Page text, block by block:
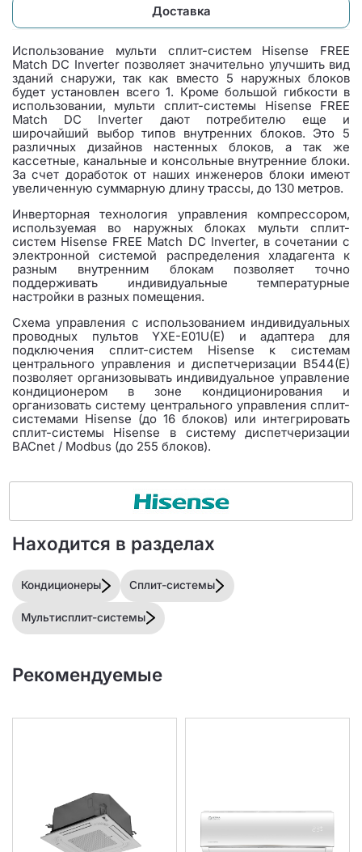
Доставка
Использование мульти сплит-систем Hisense FREE
Match DC Inverter позволяет значительно улучшить вид
зданий снаружи, так как вместо 5 наружных блоков
будет установлен всего 1. Кроме большой гибкости в
использовании, мульти сплит-системы Hisense FREE
Match DC Inverter дают потребителю еще и
широчайший выбор типов внутренних блоков. Это 5
различных дизайнов настенных блоков, а так же
кассетные, канальные и консольные внутренние блоки.
За счет доработок от наших инженеров блоки имеют
увеличенную суммарную длину трассы, до 130 метров.
Инверторная технология управления компрессором,
используемая во наружных блоках мульти сплит-
систем Hisense FREE Match DC Inverter, в сочетании с
электронной системой распределения хладагента к
разным внутренним блокам позволяет точно
поддерживать индивидуальные температурные
настройки в разных помещения.
Схема управления с использованием индивидуальных
проводных пультов YXE-E01U(E) и адаптера для
подключения сплит-систем Hisense к системам
центрального управления и диспетчеризации B544(E)
позволяет организовывать индивидуальное управление
кондиционером в зоне кондиционирования и
организовать систему центрального управления сплит-
системами Hisense (до 16 блоков) или интегрировать
сплит-системы Hisense в систему диспетчеризации
BACnet / Modbus (до 255 блоков).
Находится в разделах
Кондиционеры Сплит-системы
Мультисплит-системы
Рекомендуемые